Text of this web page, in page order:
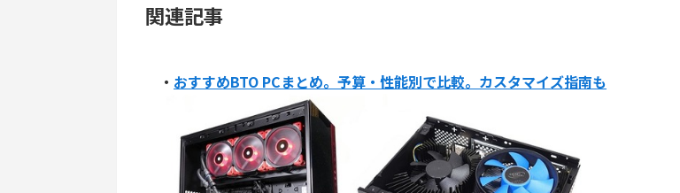
関連記事
・ おすすめBTO PCまとめ。予算・性能別で比較。カスタマイズ指南も